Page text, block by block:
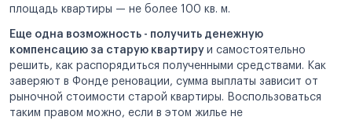
площадь квартиры — не более 100 кв. м.
Еще одна возможность - получить денежную
компенсацию за старую квартиру и самостоятельно
решить, как распорядиться полученными средствами. Как
заверяют в Фонде реновации, сумма выплаты зависит от
рыночной стоимости старой квартиры. Воспользоваться
таким правом можно, если в этом жилье не